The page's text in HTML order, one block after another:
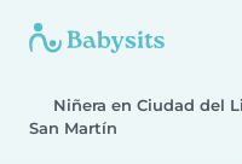
Niñera en Ciudad del
San Martín